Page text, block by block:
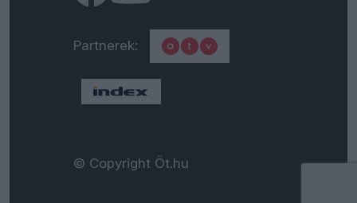
Partnerek:
© Copyright Öt.hu